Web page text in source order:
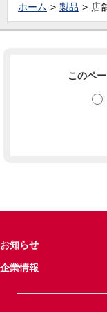
ホーム 製品 店
このペ
お知らせ
企業情報